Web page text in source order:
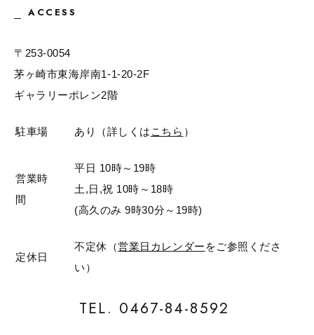
ACCESS
〒253-0054
茅ヶ崎市東海岸南1-1-20-2F
ギャラリーポレン2階
駐車場 あり（詳しくは こちら ）
営業時
間
平日 10時～19時
土,日,祝 10時～18時
(高久のみ 9時30分～19時)
定休日
不定休（営業日カレンダー をご参照くださ
い）
TEL. 0467-84-8592